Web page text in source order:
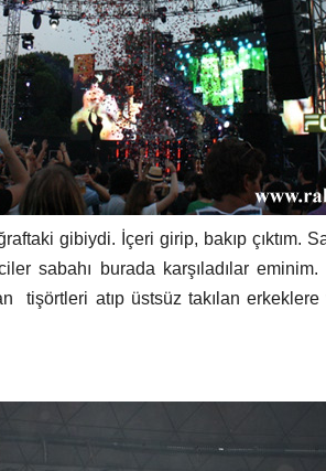
gibiydi. İçeri girip, bakıp çıktım.
sabahı burada karşıladılar
tişörtleri atıp üstsüz takılan